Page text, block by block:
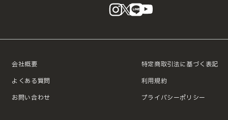
instagram
X LINE
会社概要
よくある質問
お問い合わせ
特定商取引法に基づく表記
利用規約
プライバシーポリシー